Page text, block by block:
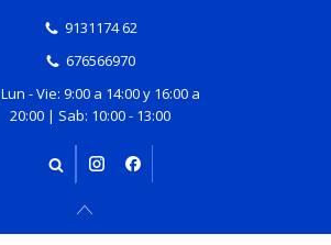
9131174 62
676566970
Lun - Vie: 9:00 a 14:00 y 16:00 a
20:00 | Sab: 10:00 - 13:00